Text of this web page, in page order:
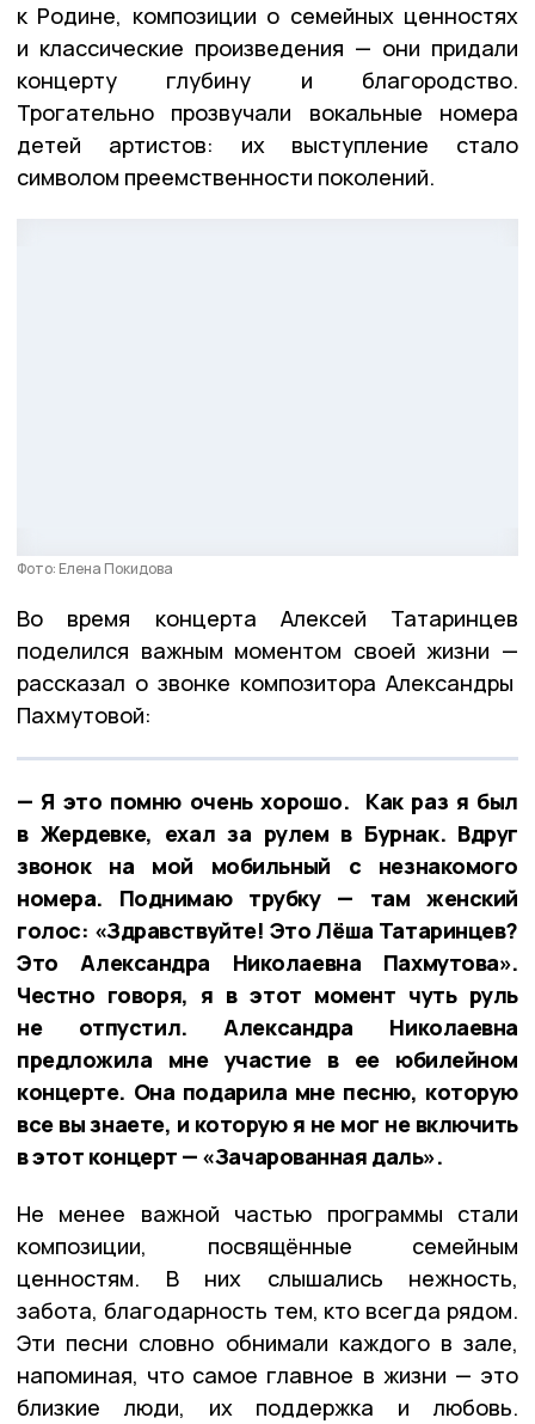
к Родине, композиции о семейных ценностях
и классические произведения — они придали
концерту глубину и благородство.
Трогательно прозвучали вокальные номера
детей артистов: их выступление стало
символом преемственности поколений.
Фото: Елена Покидова
Во время концерта Алексей Татаринцев
поделился важным моментом своей жизни —
рассказал о звонке композитора Александры
Пахмутовой:
— Я это помню очень хорошо. Как раз я был
в Жердевке, ехал за рулем в Бурнак. Вдруг
звонок на мой мобильный с незнакомого
номера. Поднимаю трубку — там женский
голос: «Здравствуйте! Это Лёша Татаринцев?
Это Александра Николаевна Пахмутова».
Честно говоря, я в этот момент чуть руль
не отпустил. Александра Николаевна
предложила мне участие в ее юбилейном
концерте. Она подарила мне песню, которую
все вы знаете, и которую я не мог не включить
в этот концерт — «Зачарованная даль».
Не менее важной частью программы стали
композиции, посвящённые семейным
ценностям. В них слышались нежность,
забота, благодарность тем, кто всегда рядом.
Эти песни словно обнимали каждого в зале,
напоминая, что самое главное в жизни — это
близкие люди, их поддержка и любовь.